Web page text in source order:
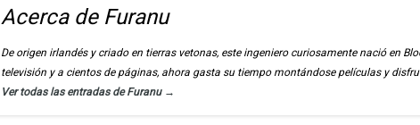
Acerca de Furanu
De origen irlandés y criado en tierras vetonas, este ingeniero curiosamente nació en
televisión y a cientos de páginas, ahora gasta su tiempo montándose películas y
Ver todas las entradas de Furanu →